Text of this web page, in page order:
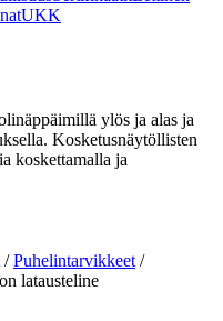
UKK
ylös ja alas ja
Kosketusnäytöllisten
koskettamalla ja
/Puhelintarvikkeet /
latausteline